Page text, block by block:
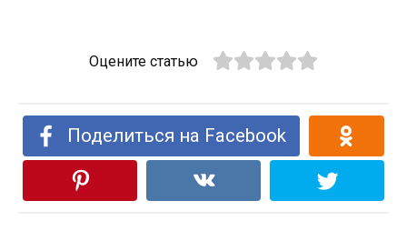
Оцените статью
Поделиться на Facebook